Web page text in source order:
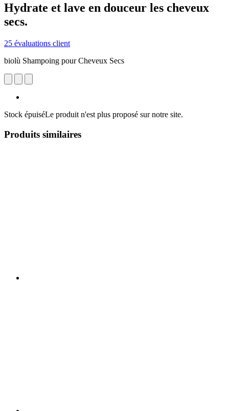
Hydrate et lave en douceur les cheveux
secs.
25 évaluations client
biolù Shampoing pour Cheveux Secs
Stock épuiséLe produit n'est plus proposé sur notre site.
Produits similaires